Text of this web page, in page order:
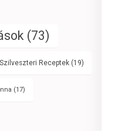
(73)
Receptek (19)
(17)